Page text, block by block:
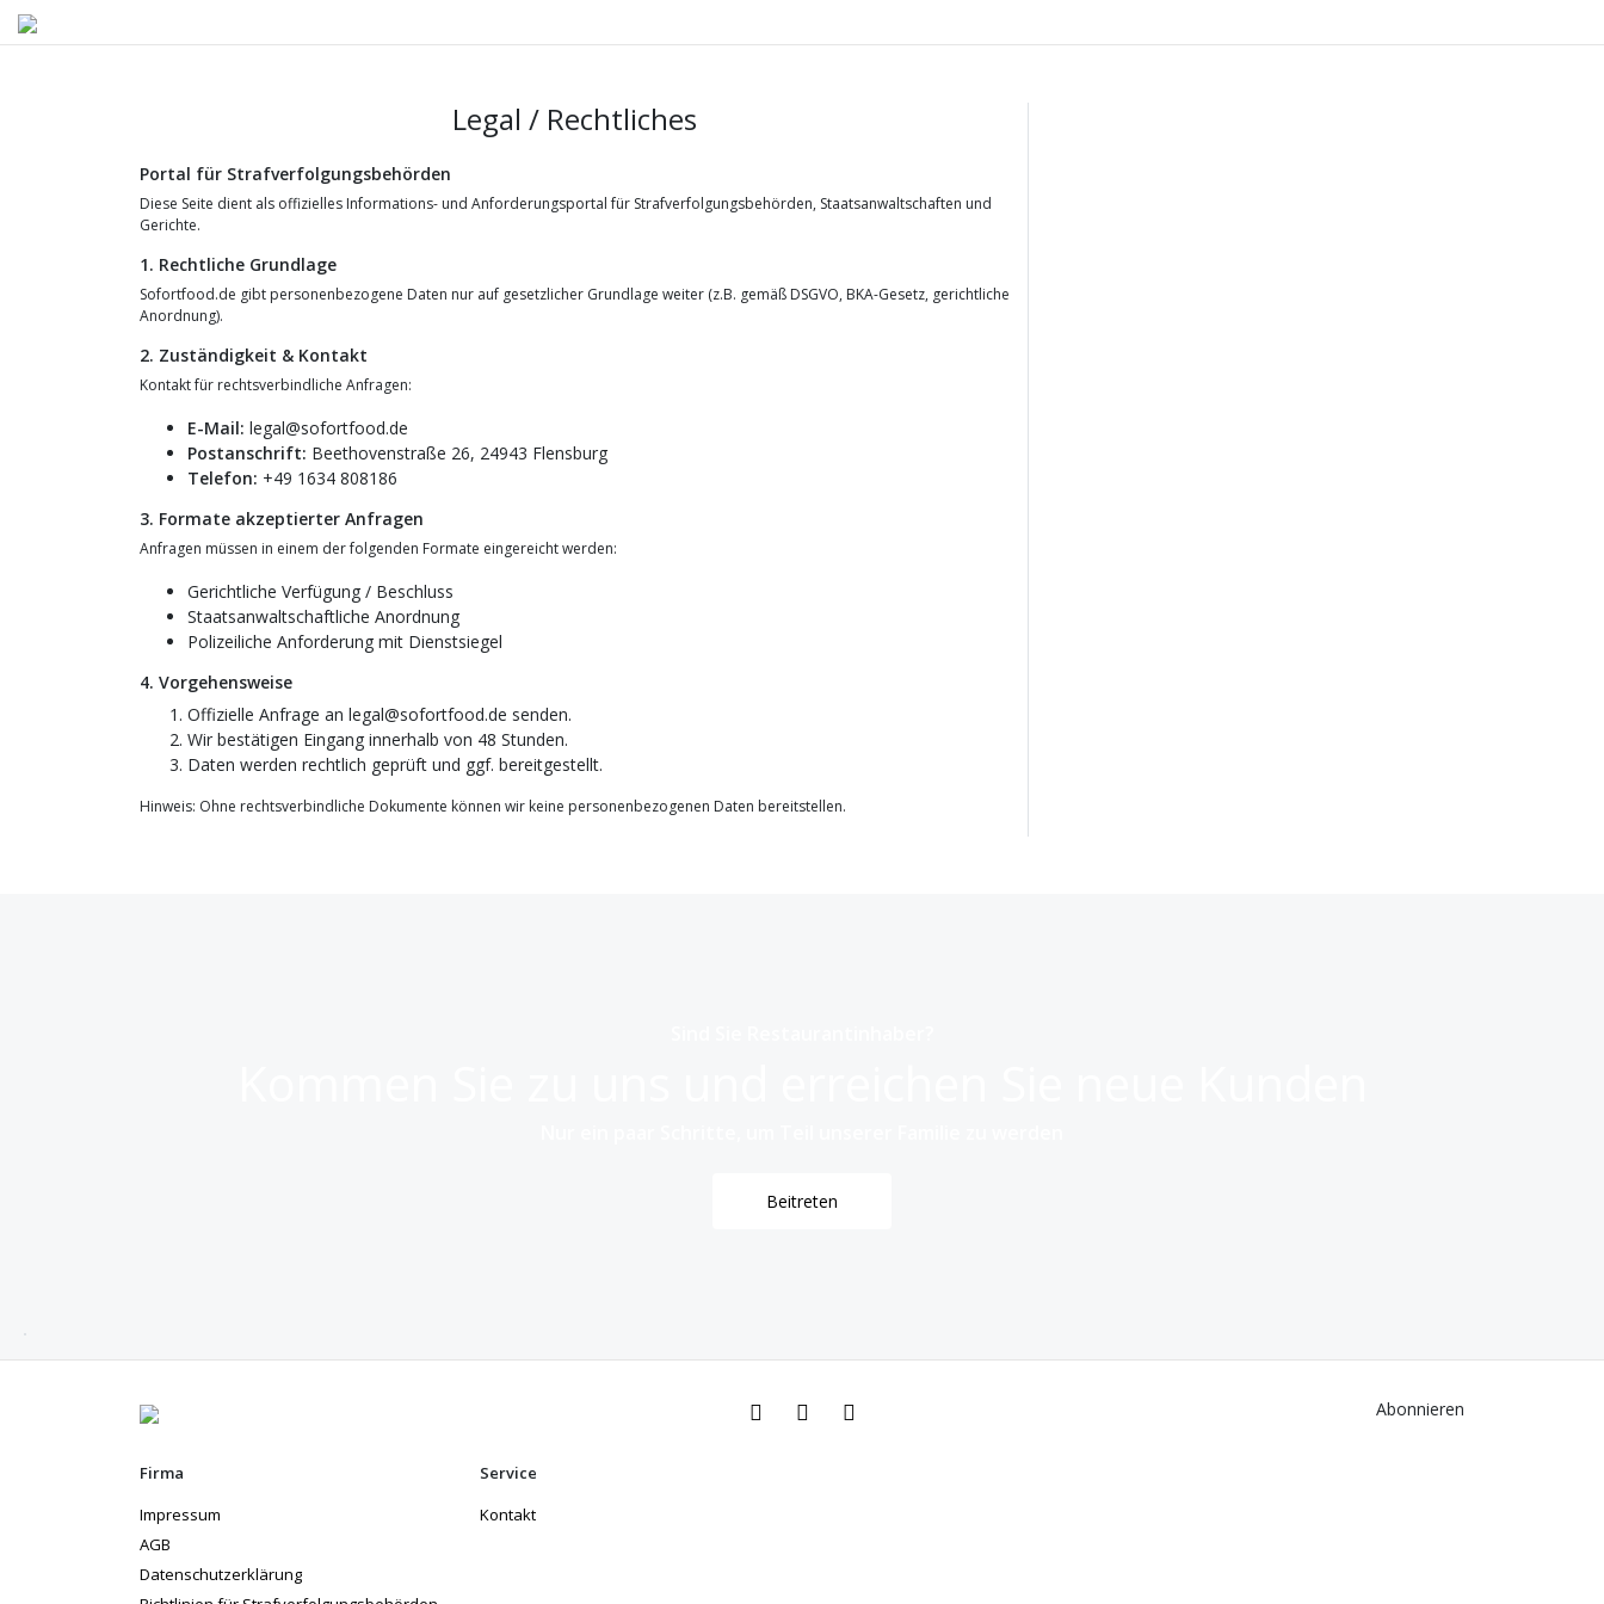
Legal / Rechtliches
Portal für Strafverfolgungsbehörden
Diese Seite dient als offizielles Informations- und Anforderungsportal für Strafverfolgungsbehörden, Staatsanwaltschaften und
Gerichte.
1. Rechtliche Grundlage
Sofortfood.de gibt personenbezogene Daten nur auf gesetzlicher Grundlage weiter (z.B. gemäß DSGVO, BKA-Gesetz, gerichtliche
Anordnung).
2. Zuständigkeit & Kontakt
Kontakt für rechtsverbindliche Anfragen:
E-Mail: legal@sofortfood.de
Postanschrift: Beethovenstraße 26, 24943 Flensburg
Telefon: +49 1634 808186
3. Formate akzeptierter Anfragen
Anfragen müssen in einem der folgenden Formate eingereicht werden:
Gerichtliche Verfügung / Beschluss
Staatsanwaltschaftliche Anordnung
Polizeiliche Anforderung mit Dienstsiegel
4. Vorgehensweise
Offizielle Anfrage an legal@sofortfood.de senden.
Wir bestätigen Eingang innerhalb von 48 Stunden.
Daten werden rechtlich geprüft und ggf. bereitgestellt.
Hinweis: Ohne rechtsverbindliche Dokumente können wir keine personenbezogenen Daten bereitstellen.
Beitreten
Abonnieren
Firma
Impressum
AGB
Datenschutzerklärung
Service
Kontakt